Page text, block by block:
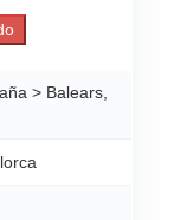
> Balears,